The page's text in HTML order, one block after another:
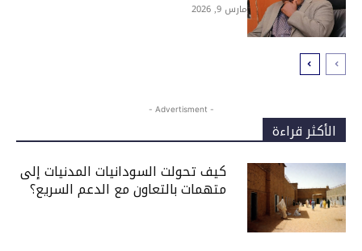
مارس 9, 2026
- Advertisment -
الأكثر قراءة
كيف تحولت السودانيات المدنيات إلى
متهمات بالتعاون مع الدعم السريع؟